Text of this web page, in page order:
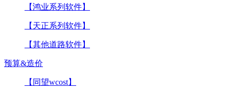
【鸿业系列软件】
【天正系列软件】
【其他道路软件】
预算&造价
【同望wcost】